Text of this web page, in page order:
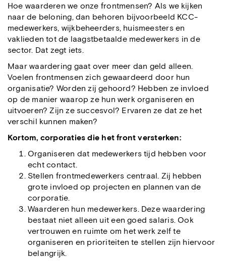
Hoe waarderen we onze frontmensen? Als we kijken
naar de beloning, dan behoren bijvoorbeeld KCC-
medewerkers, wijkbeheerders, huismeesters en
vaklieden tot de laagstbetaalde medewerkers in de
sector. Dat zegt iets.
Maar waardering gaat over meer dan geld alleen.
Voelen frontmensen zich gewaardeerd door hun
organisatie? Worden zij gehoord? Hebben ze invloed
op de manier waarop ze hun werk organiseren en
uitvoeren? Zijn ze succesvol? Ervaren ze dat ze het
verschil kunnen maken?
Kortom, corporaties die het front versterken:
Organiseren dat medewerkers tijd hebben voor
echt contact.
Stellen frontmedewerkers centraal. Zij hebben
grote invloed op projecten en plannen van de
corporatie.
Waarderen hun medewerkers. Deze waardering
bestaat niet alleen uit een goed salaris. Ook
vertrouwen en ruimte om het werk zelf te
organiseren en prioriteiten te stellen zijn hiervoor
belangrijk.